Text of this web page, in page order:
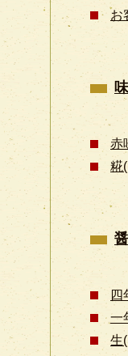
お
赤
糀
四
一
生